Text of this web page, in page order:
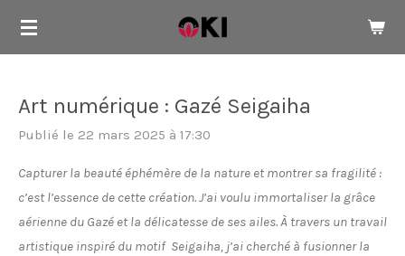
Passer
Art numérique : Gazé Seigaiha
Publié le 22 mars 2025 à 17:30
Capturer la beauté éphémère de la nature et montrer sa fragilité :
c’est l’essence de cette création. J’ai voulu immortaliser la grâce
aérienne du Gazé et la délicatesse de ses ailes. À travers un travail
artistique inspiré du motif Seigaiha, j’ai cherché à fusionner la